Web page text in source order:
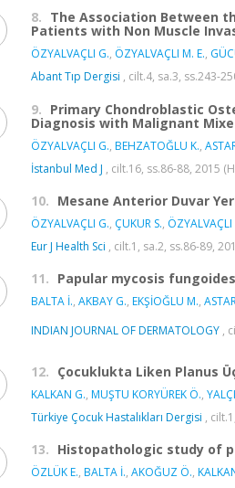
8. The Association Between
Patients with Non Muscle
ÖZYALVAÇLI G., ÖZYALVAÇLI M. E.,
Abant Tıp Dergisi , cilt.4, sa.3, ss.243-
9. Primary Chondroblastic
Diagnosis with Malignant
ÖZYALVAÇLI G., BEHZATOĞLU K.,
İstanbul Med J , cilt.16, ss.86-88, 2015
10. Mesane Anterior Duvar
ÖZYALVAÇLI G., ÇUKUR S., ÖZYALVAÇLI
Eur J Health Sci , cilt.1, sa.2, ss.86-89,
11. Papular mycosis
BALTA İ., AKBAY G., EKŞİOĞLU M.,
INDIAN JOURNAL OF DERMATOLOGY ,
12. Çocuklukta Liken Planus
KALKAN G., MUŞTU KORYÜREK Ö.,
Türkiye Çocuk Hastalıkları Dergisi ,
13. Histopathologic study of
ÖZLÜK E., BALTA İ., AKOĞUZ Ö.,